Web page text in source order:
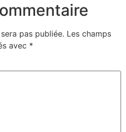
pas publiée. Les champs
avec *